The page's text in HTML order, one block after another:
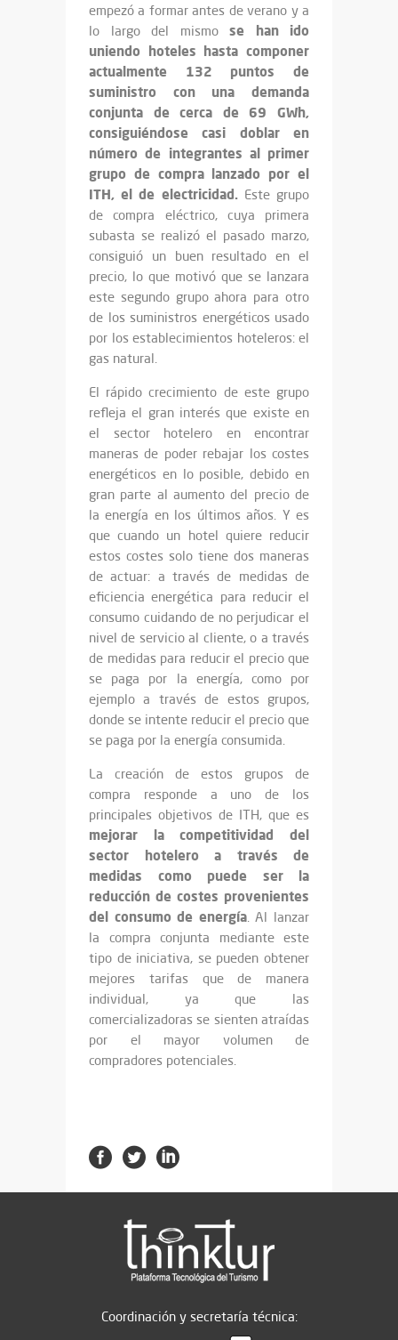
empezó a formar antes de verano y a
lo largo del mismo se han ido
uniendo hoteles hasta componer
actualmente 132 puntos de
suministro con una demanda
conjunta de cerca de 69 GWh,
consiguiéndose casi doblar en
número de integrantes al primer
grupo de compra lanzado por el
ITH, el de electricidad. Este grupo
de compra eléctrico, cuya primera
subasta se realizó el pasado marzo,
consiguió un buen resultado en el
precio, lo que motivó que se lanzara
este segundo grupo ahora para otro
de los suministros energéticos usado
por los establecimientos hoteleros: el
gas natural.
El rápido crecimiento de este grupo
refleja el gran interés que existe en
el sector hotelero en encontrar
maneras de poder rebajar los costes
energéticos en lo posible, debido en
gran parte al aumento del precio de
la energía en los últimos años. Y es
que cuando un hotel quiere reducir
estos costes solo tiene dos maneras
de actuar: a través de medidas de
eficiencia energética para reducir el
consumo cuidando de no perjudicar el
nivel de servicio al cliente, o a través
de medidas para reducir el precio que
se paga por la energía, como por
ejemplo a través de estos grupos,
donde se intente reducir el precio que
se paga por la energía consumida.
La creación de estos grupos de
compra responde a uno de los
principales objetivos de ITH, que es
mejorar la competitividad del
sector hotelero a través de
medidas como puede ser la
reducción de costes provenientes
del consumo de energía. Al lanzar
la compra conjunta mediante este
tipo de iniciativa, se pueden obtener
mejores tarifas que de manera
individual, ya que las
comercializadoras se sienten atraídas
por el mayor volumen de
compradores potenciales.
Coordinación y secretaría técnica: